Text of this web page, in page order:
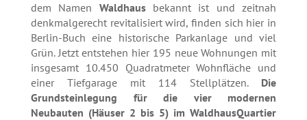
dem Namen Waldhausbekannt ist und zeitnah
denkmalgerecht revitalisiert wird, finden sich hier in
Berlin-Buch eine historische Parkanlage und viel
Grün. Jetzt entstehen hier 195 neue Wohnungen mit
insgesamt 10.450 Quadratmeter Wohnfläche und
einer Tiefgarage mit 114 Stellplätzen. Die
Grundsteinlegung für die vier modernen
Neubauten (Häuser 2 bis 5) im WaldhausQuartier